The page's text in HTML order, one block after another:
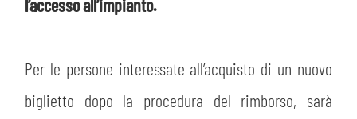
l’accesso all’impianto.
Per le persone interessate all’acquisto di un nuovo
biglietto dopo la procedura del rimborso, sarà